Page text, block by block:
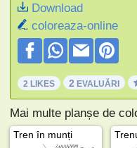
Download
coloreaza-online
2 LIKES 2 EVALUĂRI
Mai multe planșe de
Tren în munți